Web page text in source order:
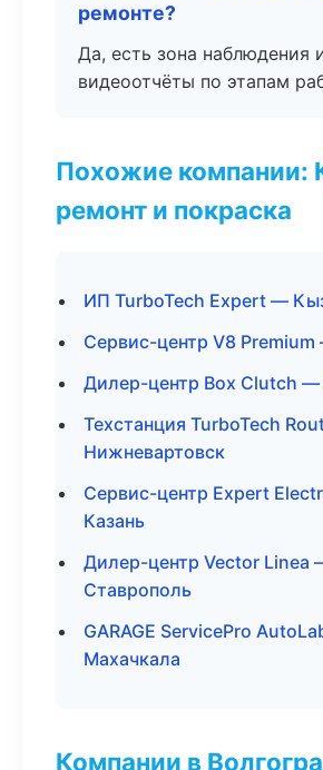
ремонте?
Да, есть зона наблюдения
видеоотчёты по этапам
Похожие компании:
ремонт и покраска
ИП TurboTech Expert —
Сервис-центр V8
Дилер-центр Box Clutch
Техстанция TurboTech
Нижневартовск
Сервис-центр Expert
Казань
Дилер-центр Vector Linea
Ставрополь
GARAGE ServicePro
Махачкала
Компании в